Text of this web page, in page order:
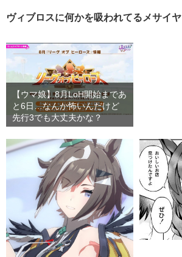
ヴィブロスに何かを吸われてるメサイヤ
【ウマ娘】8月LoH開始まであ
と6日…なんか怖いんだけど
先行3でも大丈夫かな？